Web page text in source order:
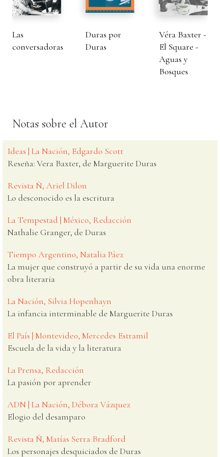
Las
conversadoras
Duras por
Duras
Véra Baxter -
El Square -
Aguas y
Bosques
Notas sobre el Autor
Ideas | La Nación, Edgardo Scott
Reseña: Vera Baxter, de Marguerite Duras
Revista Ñ, Ariel Dilon
Lo desconocido es la escritura
La Tempestad | México, Redacción
Nathalie Granger, de Duras
Tiempo Argentino, Natalia Páez
La mujer que construyó a partir de su vida una enorme
obra literaria
La Nación, Silvia Hopenhayn
La infancia interminable de Marguerite Duras
El País | Montevideo, Mercedes Estramil
Escuela de la vida y la literatura
La Prensa, Redacción
La pasión por aprender
ADN | La Nación, Débora Vázquez
Elogio del desamparo
Revista Ñ, Matías Serra Bradford
Los personajes desquiciados de Duras